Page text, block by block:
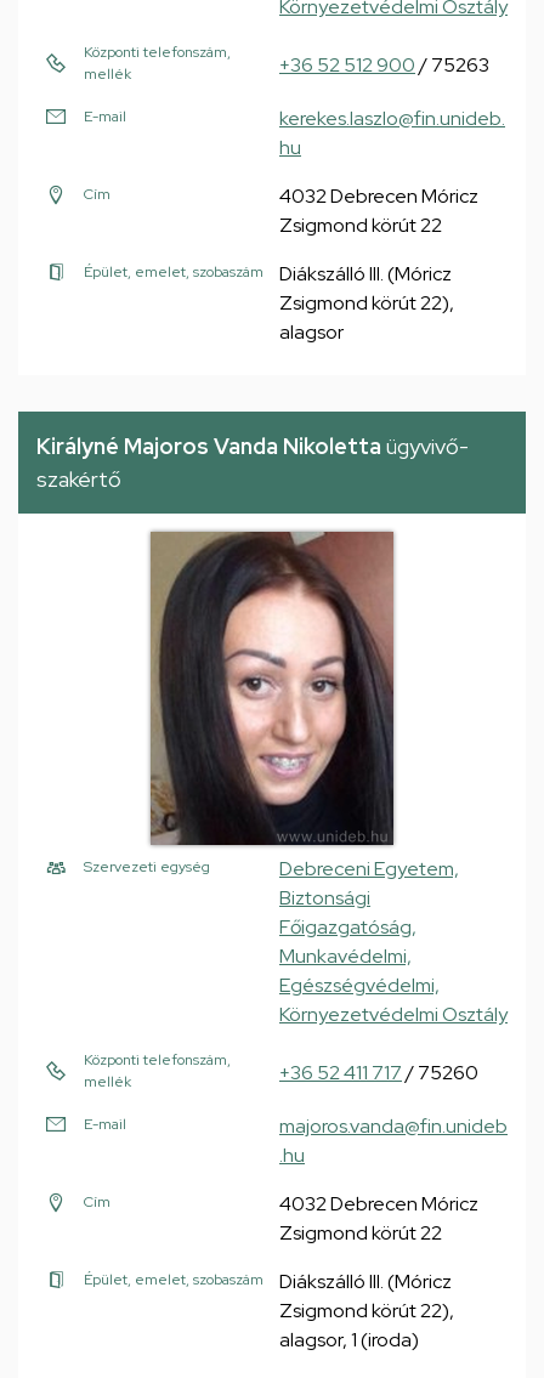
Környezetvédelmi Osztály
Központi telefonszám,
mellék
+36 52 512 900/ 75263
E-mail
kerekes.laszlo@fin.unideb.
hu
Cím
4032 Debrecen Móricz
Zsigmond körút 22
Épület, emelet, szobaszám
Diákszálló III. (Móricz
Zsigmond körút 22),
alagsor
Királyné Majoros Vanda Nikoletta ügyvivő-
szakértő
Szervezeti egység
Debreceni Egyetem,
Biztonsági
Főigazgatóság,
Munkavédelmi,
Egészségvédelmi,
Környezetvédelmi Osztály
Központi telefonszám,
mellék
+36 52 411 717/ 75260
E-mail
majoros.vanda@fin.unideb
.hu
Cím
4032 Debrecen Móricz
Zsigmond körút 22
Épület, emelet, szobaszám
Diákszálló III. (Móricz
Zsigmond körút 22),
alagsor, 1 (iroda)